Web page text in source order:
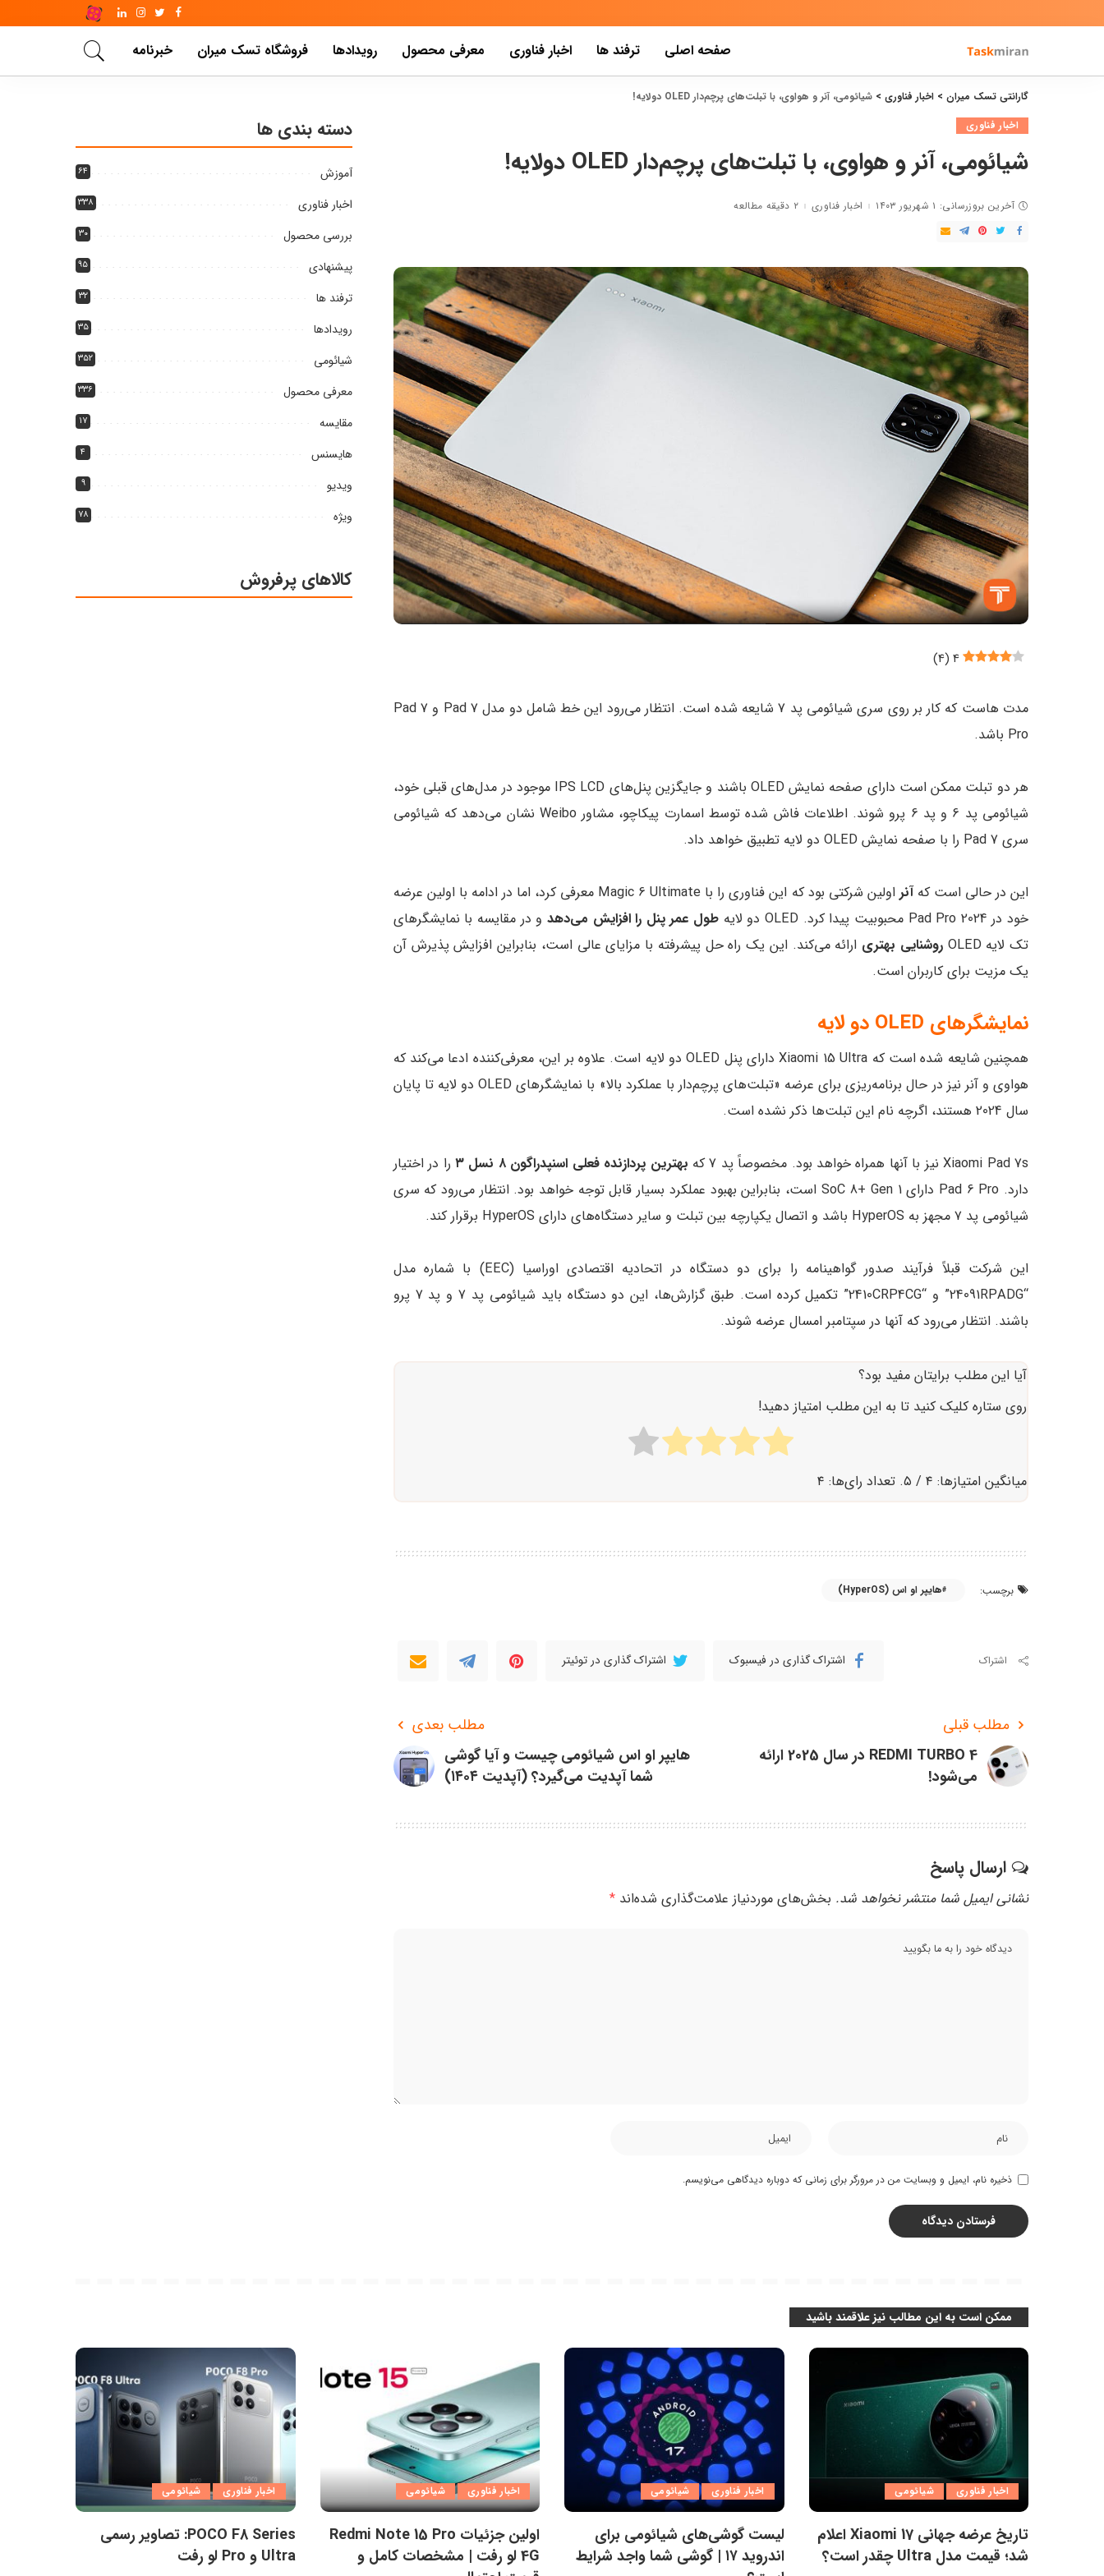
صفحه اصلی ترفند ها اخبار فناوری معرفی محصول رویدادها فروشگاه تسک میران خبرنامه
گارانتی تسک میران > اخبار فناوری > شیائومی، آنر و هواوی، با تبلت‌های پرچم‌دار OLED دولایه!
اخبار فناوری
شیائومی، آنر و هواوی، با تبلت‌های پرچم‌دار OLED دولایه!
آخرین بروزرسانی: ۱ شهریور ۱۴۰۳ اخبار فناوری ۲ دقیقه مطالعه
۴ (۴)
مدت هاست که کار بر روی سری شیائومی پد 7 شایعه شده است. انتظار می‌رود این خط شامل دو مدل Pad 7 و Pad 7
Pro باشد.
هر دو تبلت ممکن است دارای صفحه نمایش OLED باشند و جایگزین پنل‌های IPS LCD موجود در مدل‌های قبلی خود،
شیائومی پد 6 و پد 6 پرو شوند. اطلاعات فاش شده توسط اسمارت پیکاچو، مشاور Weibo نشان می‌دهد که شیائومی
سری Pad 7 را با صفحه نمایش OLED دو لایه تطبیق خواهد داد.
این در حالی است کهآنر
اولین شرکتی بود که این فناوری را با Magic 6 Ultimate معرفی کرد، اما در ادامه با اولین عرضه
خود در Pad Pro 2024 محبوبیت پیدا کرد. OLED دو لایه
طول عمر پنل را افزایش می‌دهد و در مقایسه با نمایشگرهای
تک لایه OLED
روشنایی بهتری ارائه می‌کند. این یک راه حل پیشرفته با مزایای عالی است، بنابراین افزایش پذیرش آن
یک مزیت برای کاربران است.
نمایشگرهای OLED دو لایه
همچنین شایعه شده است که Xiaomi 15 Ultra دارای پنل OLED دو لایه است. علاوه بر این، معرفی‌کننده ادعا می‌کند که
هواوی و آنر نیز در حال برنامه‌ریزی برای عرضه «تبلت‌های پرچم‌دار با عملکرد بالا» با نمایشگرهای OLED دو لایه تا پایان
سال 2024 هستند، اگرچه نام این تبلت‌ها ذکر نشده است.
Xiaomi Pad 7s نیز با آنها همراه خواهد بود. مخصوصاً پد 7 که بهترین پردازنده فعلی اسنپدراگون ۸ نسل ۳
را در اختیار
دارد. Pad 6 Pro دارای SoC 8+ Gen 1 است، بنابراین بهبود عملکرد بسیار قابل توجه خواهد بود. انتظار می‌رود که سری
شیائومی پد ۷ مجهز به HyperOS باشد و اتصال یکپارچه بین تبلت و سایر دستگاه‌های دارای HyperOS برقرار کند.
این شرکت قبلاً فرآیند صدور گواهینامه را برای دو دستگاه در اتحادیه اقتصادی اوراسیا (EEC) با شماره مدل
“24091RPADG” و “2410CRP4CG” تکمیل کرده است. طبق گزارش‌ها، این دو دستگاه باید شیائومی پد 7 و پد 7 پرو
باشند. انتظار می‌رود که آنها در سپتامبر امسال عرضه شوند.
آیا این مطلب برایتان مفید بود؟
روی ستاره کلیک کنید تا به این مطلب امتیاز دهید!
میانگین امتیازها: ۴ / ۵. تعداد رای‌ها: ۴
برچسب: هایپر او اس (HyperOS)
اشتراک اشتراک گذاری در فیسبوک اشتراک گذاری در توئیتر
مطلب قبلی
REDMI TURBO 4 در سال 2025 ارائه
می‌شود!
مطلب بعدی
هایپر او اس شیائومی چیست و آیا گوشی
شما آپدیت می‌گیرد؟ (آپدیت ۱۴۰۴)
ارسال پاسخ
نشانی ایمیل شما منتشر نخواهد شد. بخش‌های موردنیاز علامت‌گذاری شده‌اند *
ذخیره نام، ایمیل و وبسایت من در مرورگر برای زمانی که دوباره دیدگاهی می‌نویسم.
دسته بندی ها
آموزش ۶۴
اخبار فناوری ۳۳۸
بررسی محصول ۳۰
پیشنهادی ۹۵
ترفند ها ۳۲
رویدادها ۳۵
شیائومی ۳۵۲
معرفی محصول ۳۳۶
مقایسه ۱۷
هایسنس ۴
ویدیو ۹
ویژه ۷۸
کالاهای پرفروش
ممکن است به این مطالب نیز علاقمند باشید
اخبار فناوری شیائومی
تاریخ عرضه جهانی Xiaomi 17 اعلام
شد؛ قیمت مدل Ultra چقدر است؟
اخبار فناوری شیائومی
لیست گوشی‌های شیائومی برای
اندروید ۱۷ | گوشی شما واجد شرایط
اخبار فناوری شیائومی
اولین جزئیات Redmi Note 15 Pro
4G لو رفت | مشخصات کامل و
اخبار فناوری شیائومی
POCO F8 Series: تصاویر رسمی
Ultra و Pro لو رفت